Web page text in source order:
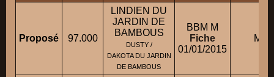
Proposé 97.000
LINDIEN DU
JARDIN DE
BAMBOUS
DUSTY /
DAKOTA DU JARDIN
DE BAMBOUS
BBM M
Fiche
01/01/2015
M.